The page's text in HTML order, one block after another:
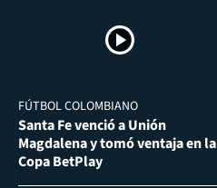
FÚTBOL COLOMBIANO
Santa Fe venció a Unión
Magdalena y tomó ventaja en la
Copa BetPlay